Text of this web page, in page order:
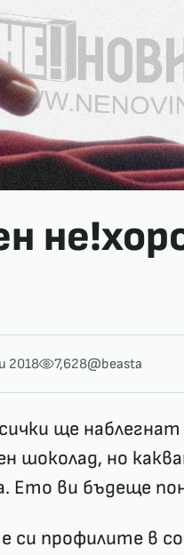
2018 7,628@beasta
ще
шоколад, но
ви бъдеще
си профилите в